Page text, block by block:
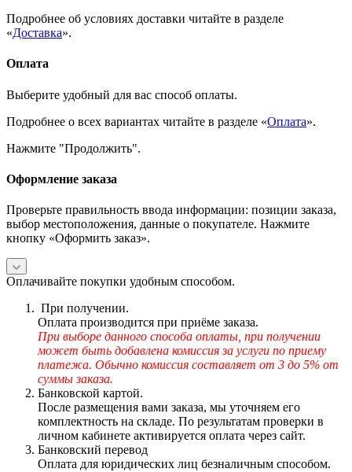
Подробнее об условиях доставки читайте в разделе
«Доставка».
Оплата
Выберите удобный для вас способ оплаты.
Подробнее о всех вариантах читайте в разделе «Оплата».
Нажмите "Продолжить".
Оформление заказа
Проверьте правильность ввода информации: позиции заказа,
выбор местоположения, данные о покупателе. Нажмите
кнопку «Оформить заказ».
Оплачивайте покупки удобным способом.
При получении.
Оплата производится при приёме заказа.
При выборе данного способа оплаты, при получении
может быть добавлена комиссия за услуги по приему
платежа. Обычно комиссия составляет от 3 до 5% от
суммы заказа.
Банковской картой.
После размещения вами заказа, мы уточняем его
комплектность на складе. По результатам проверки в
личном кабинете активируется оплата через сайт.
Банковский перевод
Оплата для юридических лиц безналичным способом.